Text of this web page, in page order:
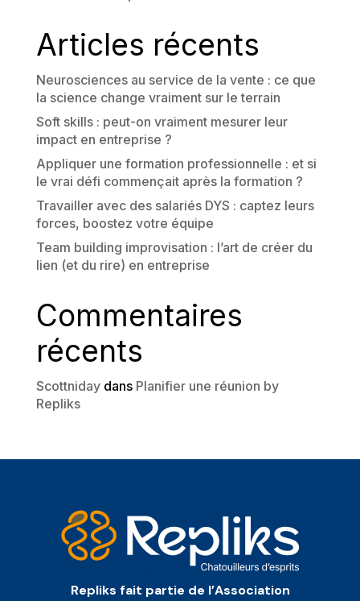
Articles récents
Neurosciences au service de la vente : ce que
la science change vraiment sur le terrain
Soft skills : peut-on vraiment mesurer leur
impact en entreprise ?
Appliquer une formation professionnelle : et si
le vrai défi commençait après la formation ?
Travailler avec des salariés DYS : captez leurs
forces, boostez votre équipe
Team building improvisation : l’art de créer du
lien (et du rire) en entreprise
Commentaires
récents
Scottnidaydans Planifier une réunion by
Repliks
Repliks fait partie de l’Association